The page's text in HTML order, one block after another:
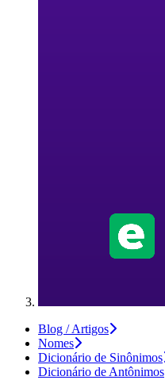
Blog / Artigos
Nomes
Dicionário de Sinônimos
Dicionário de Antônimos